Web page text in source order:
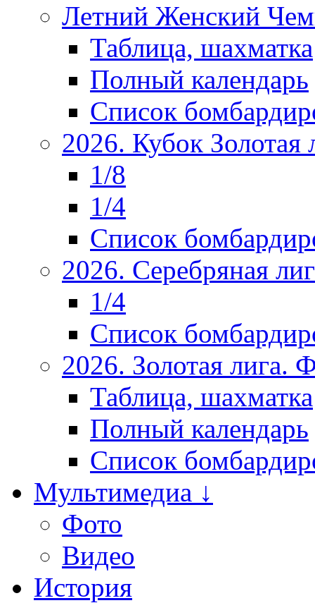
Летний Женский
Таблица, шахматка
Полный календарь
Список
2026. Кубок Золотая
1/8
1/4
Список
2026. Серебряная
1/4
Список
2026. Золотая
Таблица, шахматка
Полный календарь
Список
Мультимедиа ↓
Фото
Видео
История